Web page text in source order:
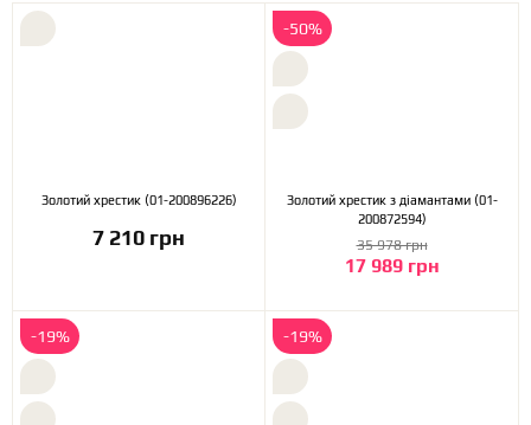
Золотий хрестик (01-200896226)
7 210 грн
-50%
Золотий хрестик з діамантами (01-
200872594)
17 989 грн
35 978 грн
-19% -19%